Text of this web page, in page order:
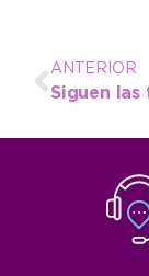
ANTERIOR